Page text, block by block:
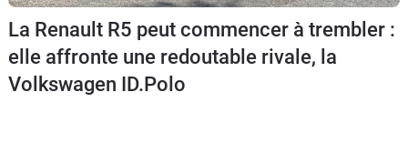
Flottes
Auto
Services
La Renault R5 peut commencer à trembler :
elle affronte une redoutable rivale, la
Volkswagen ID.Polo